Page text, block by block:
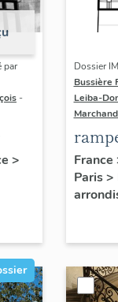
par
-
>
Dossier
Bussière
Leiba-
à
France
Paris>